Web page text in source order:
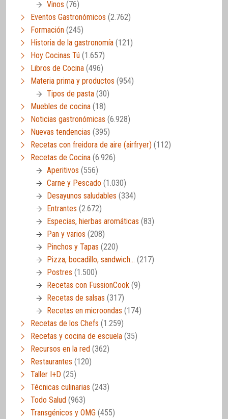
Vinos (76)
Eventos Gastronómicos (2.762)
Formación (245)
Historia de la gastronomía (121)
Hoy Cocinas Tú (1.657)
Libros de Cocina (496)
Materia prima y productos (954)
Tipos de pasta (30)
Muebles de cocina (18)
Noticias gastronómicas (6.928)
Nuevas tendencias (395)
Recetas con freidora de aire (airfryer) (112)
Recetas de Cocina (6.926)
Aperitivos (556)
Carne y Pescado (1.030)
Desayunos saludables (334)
Entrantes (2.672)
Especias, hierbas aromáticas (83)
Pan y varios (208)
Pinchos y Tapas (220)
Pizza, bocadillo, sandwich… (217)
Postres (1.500)
Recetas con FussionCook (9)
Recetas de salsas (317)
Recetas en microondas (174)
Recetas de los Chefs (1.259)
Recetas y cocina de escuela (35)
Recursos en la red (362)
Restaurantes (120)
Taller I+D (25)
Técnicas culinarias (243)
Todo Salud (963)
Transgénicos y OMG (455)